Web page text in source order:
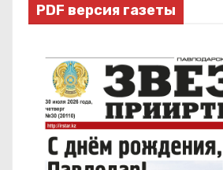
PDF версия газеты